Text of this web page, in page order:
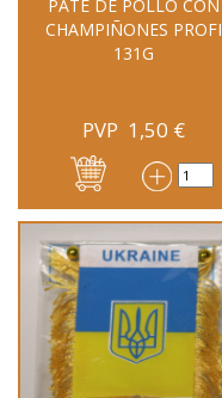
PATE DE POLLO CON
CHAMPIÑONES PROFI
131G
PVP 1,50 €